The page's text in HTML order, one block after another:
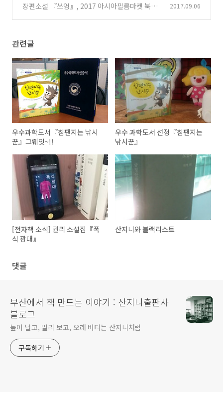
장편소설 『쓰엉』, 2017 아시아필름마켓 북투
2017.09.06
관련글
우수과학도서『침팬지는 낚시
꾼』그뤠잇~!!
우수 과학도서 선정『침팬지는
낚시꾼』
[전자책 소식] 권리 소설집『폭
식 광대』
산지니와 블랙리스트
댓글
부산에서 책 만드는 이야기 : 산지니출판사
블로그
높이 날고, 멀리 보고, 오래 버티는 산지니처럼
구독하기